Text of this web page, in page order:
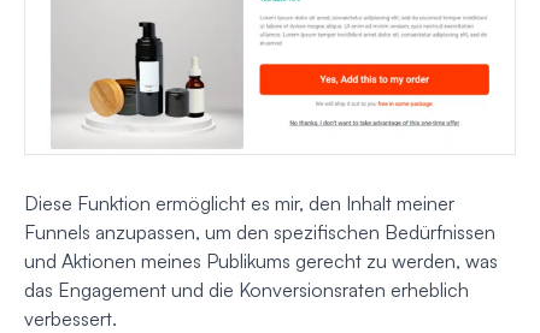
Diese Funktion ermöglicht es mir, den Inhalt meiner
Funnels anzupassen, um den spezifischen Bedürfnissen
und Aktionen meines Publikums gerecht zu werden, was
das Engagement und die Konversionsraten erheblich
verbessert.